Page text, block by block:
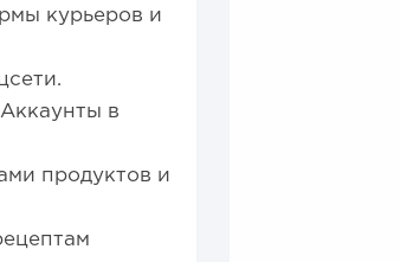
курьеров и
в
продуктов и